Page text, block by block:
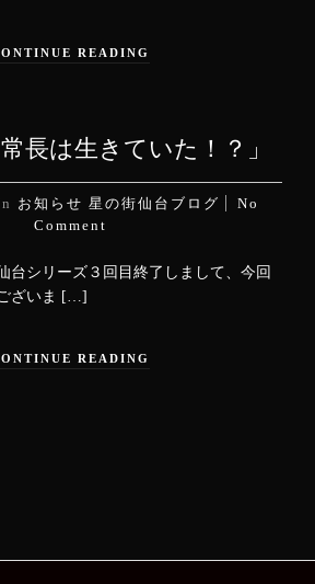
READING
長は生きていた！？」
お知らせ 星の街仙台ブログ
No
Comment
台シリーズ３回目終了しまして、今回
ざいま […]
READING